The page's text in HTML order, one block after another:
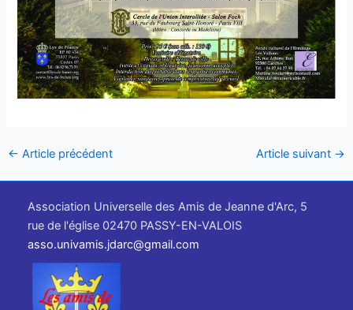
← Article précédent Article suivant →
Association Universelle des Amis de Jeanne d'Arc, 5
rue de l'église 02470 PASSY-EN-VALOIS
asso.univamis.jdarc@gmail.com